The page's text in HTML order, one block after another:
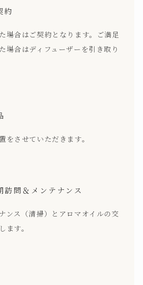
場合はご契約となります。ご満足
場合はディフューザーを引き取り
をさせていただきます。
問＆メンテナンス
ンス（清掃）とアロマオイルの交
ます。